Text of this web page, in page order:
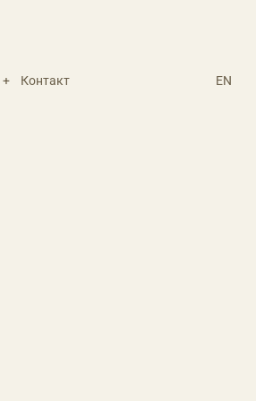
+ Контакт EN